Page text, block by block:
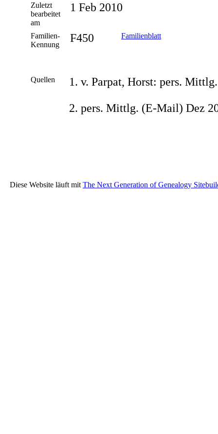
Zuletzt
bearbeitet
am
1 Feb 2010
Familien-
Kennung
F450 Familienblatt
Quellen v. Parpat, Horst: pers.
pers. Mittlg. (E-Mail) Dez
Diese Website läuft mit The Next Generation of Genealogy